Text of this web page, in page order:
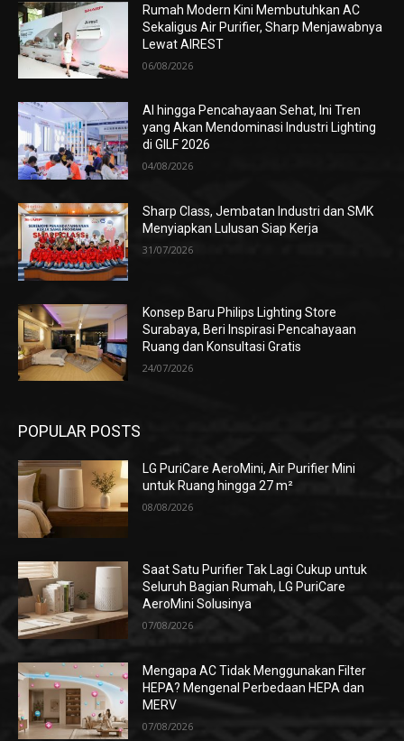
Rumah Modern Kini Membutuhkan AC
Sekaligus Air Purifier, Sharp Menjawabnya
Lewat AIREST
06/08/2026
AI hingga Pencahayaan Sehat, Ini Tren
yang Akan Mendominasi Industri Lighting
di GILF 2026
04/08/2026
Sharp Class, Jembatan Industri dan SMK
Menyiapkan Lulusan Siap Kerja
31/07/2026
Konsep Baru Philips Lighting Store
Surabaya, Beri Inspirasi Pencahayaan
Ruang dan Konsultasi Gratis
24/07/2026
POPULAR POSTS
LG PuriCare AeroMini, Air Purifier Mini
untuk Ruang hingga 27 m²
08/08/2026
Saat Satu Purifier Tak Lagi Cukup untuk
Seluruh Bagian Rumah, LG PuriCare
AeroMini Solusinya
07/08/2026
Mengapa AC Tidak Menggunakan Filter
HEPA? Mengenal Perbedaan HEPA dan
MERV
07/08/2026